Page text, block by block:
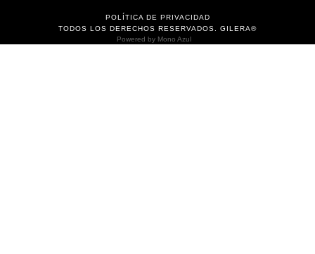
POLÍTICA DE PRIVACIDAD
TODOS LOS DERECHOS RESERVADOS. GILERA®
Powered by Mono Azul